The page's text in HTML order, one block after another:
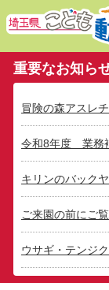
重要なお知ら
冒険の森アスレ
令和8年度 業務
キリンのバック
ご来園の前にご
ウサギ・テンジ